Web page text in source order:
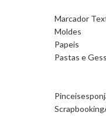
Marcador
Moldes
Papeis
Pastas e
Pinceis
Scrapbooking